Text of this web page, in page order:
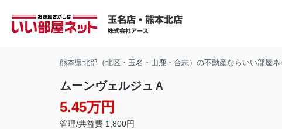
熊本県北部（北区・玉名・山鹿・合志）の不動産ならいい部屋
ムーンヴェルジュＡ
5.45万円
管理/共益費 1,800円